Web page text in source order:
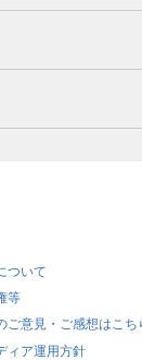
ついて
等
ご意見・ご感想はこち
ィア運用方針